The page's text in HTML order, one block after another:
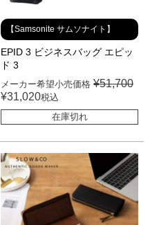
【Samsonite サムソナイト】
EPID 3 ビジネスバッグ エピッ
ド 3
メーカー希望小売価格 ¥51,700
¥31,020税込
在庫切れ